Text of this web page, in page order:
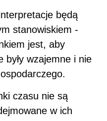
będą
stanowiskiem -
jest, aby
były wzajemne i nie
czasu nie są
w ich